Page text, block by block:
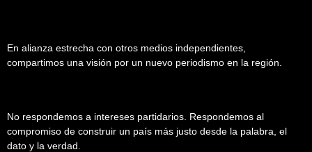
En alianza estrecha con otros medios independientes,
compartimos una visión por un nuevo periodismo en la región.
No respondemos a intereses partidarios. Respondemos al
compromiso de construir un país más justo desde la palabra, el
dato y la verdad.